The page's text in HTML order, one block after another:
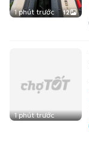
1 phút trước 12
1 phút trước